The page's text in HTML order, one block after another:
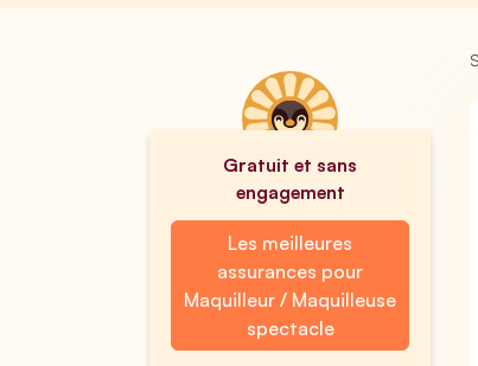
Gratuit et sans
engagement
Les meilleures
assurances pour
Maquilleur / Maquilleuse
spectacle